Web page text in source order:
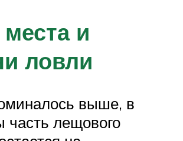
и
ловли
выше, в
часть лещового